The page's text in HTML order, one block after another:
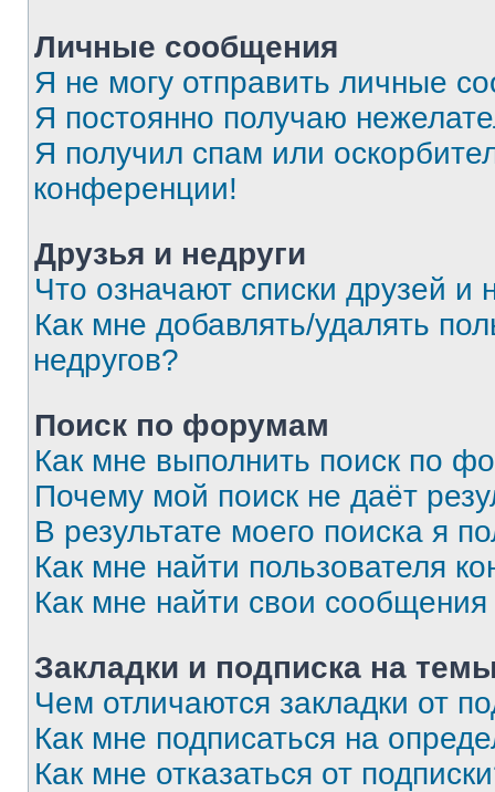
Личные сообщения
Я не могу отправить личные
Я постоянно получаю
Я получил спам или
конференции!
Друзья и недруги
Что означают списки друзей и
Как мне добавлять/удалять
недругов?
Поиск по форумам
Как мне выполнить поиск по
Почему мой поиск не даёт
В результате моего поиска я
Как мне найти пользователя
Как мне найти свои
Закладки и подписка на
Чем отличаются закладки от
Как мне подписаться на
Как мне отказаться от